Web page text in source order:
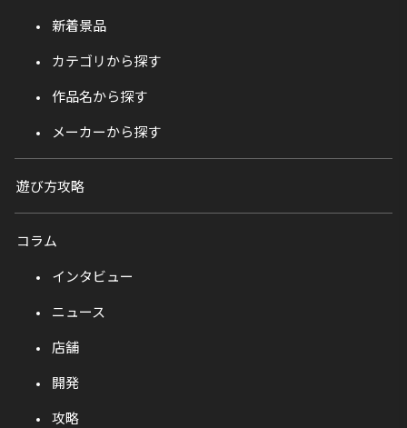
新着景品
カテゴリから探す
作品名から探す
メーカーから探す
遊び方攻略
コラム
インタビュー
ニュース
店舗
開発
攻略